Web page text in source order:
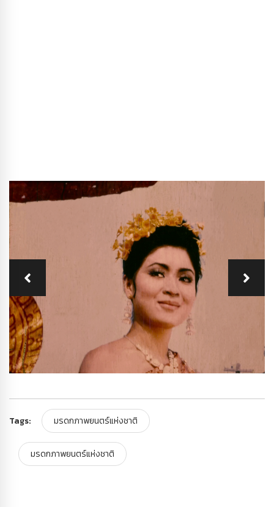
Tags: มรดกภาพยนตร์แห่งชาติ
มรดกภาพยนตร์แห่งชาติ